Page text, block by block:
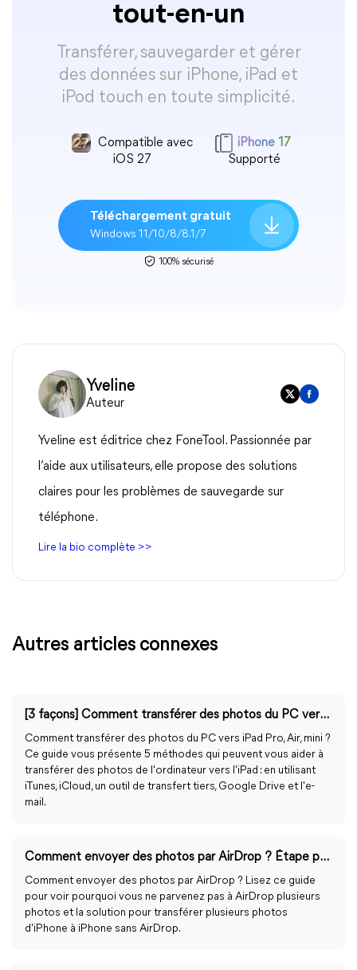
tout-en-un
Transférer, sauvegarder et gérer
des données sur iPhone, iPad et
iPod touch en toute simplicité.
Compatible avec
iOS 27
iPhone 17
Supporté
Téléchargement gratuit
Windows 11/10/8/8.1/7
100% sécurisé
Yveline
Auteur
Yveline est éditrice chez FoneTool. Passionnée par
l’aide aux utilisateurs, elle propose des solutions
claires pour les problèmes de sauvegarde sur
téléphone.
Lire la bio complète >>
Autres articles connexes
[3 façons] Comment transférer des photos du PC vers iPad
Comment transférer des photos du PC vers iPad Pro, Air, mini ?
Ce guide vous présente 5 méthodes qui peuvent vous aider à
transférer des photos de l'ordinateur vers l'iPad : en utilisant
iTunes, iCloud, un outil de transfert tiers, Google Drive et l'e-
mail.
Comment envoyer des photos par AirDrop ? Étape par étape
Comment envoyer des photos par AirDrop ? Lisez ce guide
pour voir pourquoi vous ne parvenez pas à AirDrop plusieurs
photos et la solution pour transférer plusieurs photos
d'iPhone à iPhone sans AirDrop.